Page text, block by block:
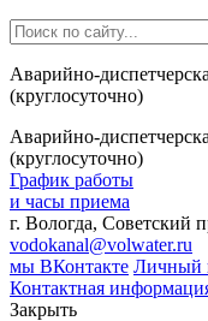
Аварийно-
(круглосуточно)
Аварийно-
(круглосуточно)
График работы
и часы приема
г. Вологда, Советский
vodokanal@volwater.ru
мы ВКонтакте Личный
Контактная
Закрыть